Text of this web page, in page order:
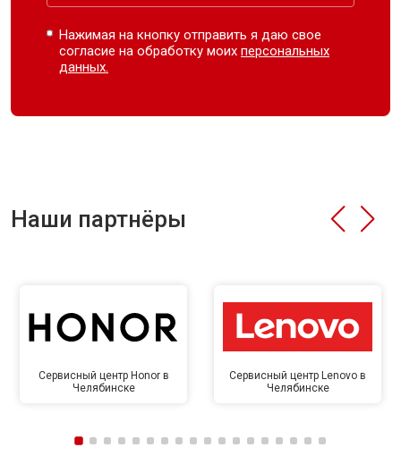
Нажимая на кнопку отправить я даю свое
согласие на обработку моихперсональных
данных.
Наши партнёры
Сервисный центр Honor в
Челябинске
Сервисный центр Lenovo в
Челябинске